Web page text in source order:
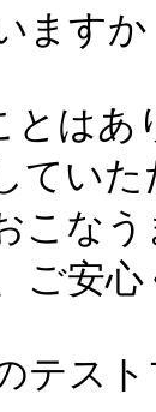
ます
はあ
てい
こな
ご安
スト